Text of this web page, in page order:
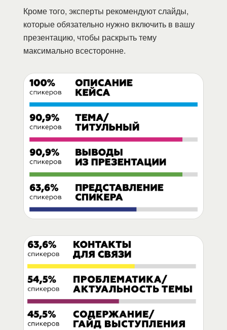
Кроме того, эксперты рекомендуют слайды,
которые обязательно нужно включить в вашу
презентацию, чтобы раскрыть тему
максимально всесторонне.